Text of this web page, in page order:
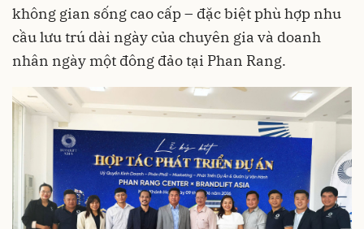
không gian sống cao cấp – đặc biệt phù hợp nhu
cầu lưu trú dài ngày của chuyên gia và doanh
nhân ngày một đông đảo tại Phan Rang.